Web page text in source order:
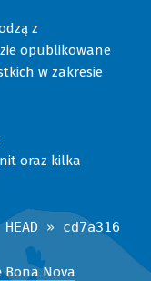
z
opublikowane
w zakresie
oraz kilka
» cd7a316
Bona Nova